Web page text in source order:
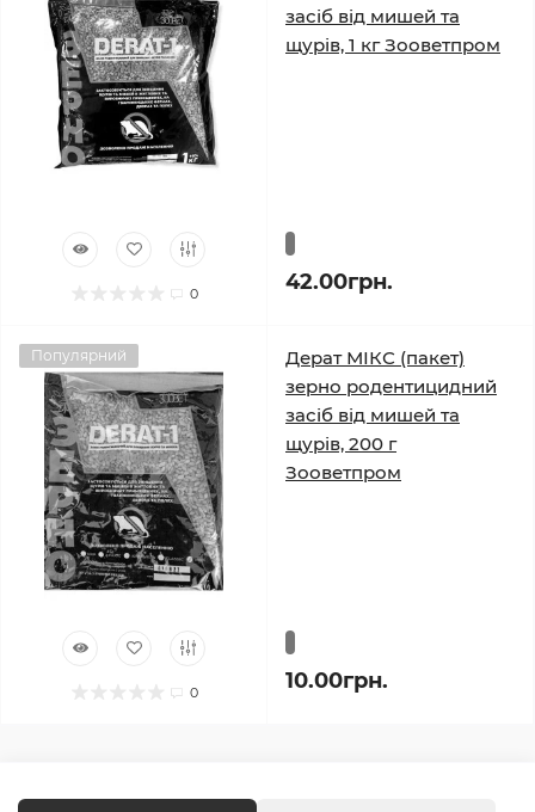
0
засіб від мишей та
щурів, 1 кг Зооветпром
42.00грн.
Популярний
0
Дерат МІКС (пакет)
зерно родентицидний
засіб від мишей та
щурів, 200 г
Зооветпром
10.00грн.